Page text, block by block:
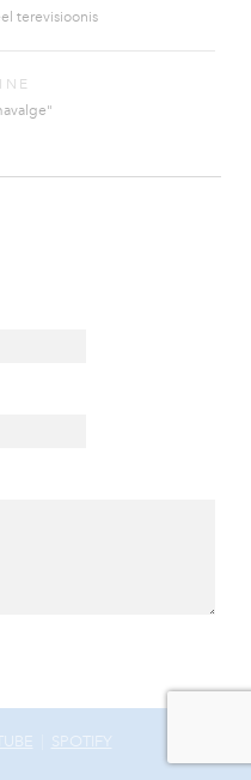
terevisioonis
"Härmavalge"
SPOTIFY